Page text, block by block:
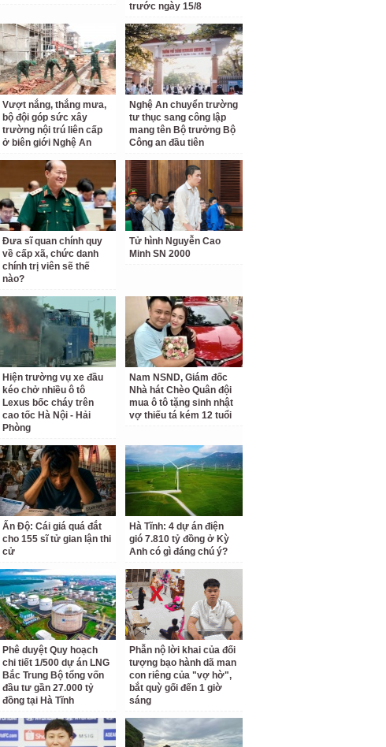
trước ngày 15/8
Vượt nắng, thắng mưa,
bộ đội góp sức xây
trường nội trú liên cấp
ở biên giới Nghệ An
Nghệ An chuyển trường
tư thục sang công lập
mang tên Bộ trưởng Bộ
Công an đầu tiên
Đưa sĩ quan chính quy
về cấp xã, chức danh
chính trị viên sẽ thế
nào?
Tử hình Nguyễn Cao
Minh SN 2000
Hiện trường vụ xe đầu
kéo chở nhiều ô tô
Lexus bốc cháy trên
cao tốc Hà Nội - Hải
Phòng
Nam NSND, Giám đốc
Nhà hát Chèo Quân đội
mua ô tô tặng sinh nhật
vợ thiếu tá kém 12 tuổi
Ấn Độ: Cái giá quá đắt
cho 155 sĩ tử gian lận thi
cử
Hà Tĩnh: 4 dự án điện
gió 7.810 tỷ đồng ở Kỳ
Anh có gì đáng chú ý?
Phê duyệt Quy hoạch
chi tiết 1/500 dự án LNG
Bắc Trung Bộ tổng vốn
đầu tư gần 27.000 tỷ
đồng tại Hà Tĩnh
Phẫn nộ lời khai của đối
tượng bạo hành dã man
con riêng của "vợ hờ",
bắt quỳ gối đến 1 giờ
sáng